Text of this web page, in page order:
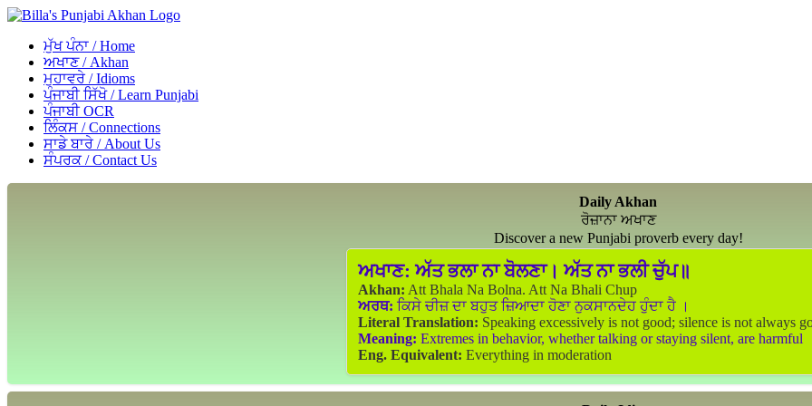
ਮੁੱਖ ਪੰਨਾ / Home
ਅਖਾਣ / Akhan
ਮੁਹਾਵਰੇ / Idioms
ਪੰਜਾਬੀ ਸਿੱਖੋ / Learn Punjabi
ਪੰਜਾਬੀ OCR
ਲਿੰਕਸ / Connections
ਸਾਡੇ ਬਾਰੇ / About Us
ਸੰਪਰਕ / Contact Us
Daily Akhan
ਰੋਜ਼ਾਨਾ ਅਖਾਣ
Discover a new Punjabi proverb every day!
ਅਖਾਣ: ਅੱਤ ਭਲਾ ਨਾ ਬੋਲਣਾ। ਅੱਤ ਨਾ ਭਲੀ ਚੁੱਪ॥
Akhan: Att Bhala Na Bolna. Att Na Bhali Chup
ਅਰਥ: ਕਿਸੇ ਚੀਜ਼ ਦਾ ਬਹੁਤ ਜ਼ਿਆਦਾ ਹੋਣਾ ਨੁਕਸਾਨਦੇਹ ਹੁੰਦਾ ਹੈ ।
Literal Translation: Speaking excessively is not good; silence is not always
Meaning: Extremes in behavior, whether talking or staying silent, are harmful
Eng. Equivalent: Everything in moderation